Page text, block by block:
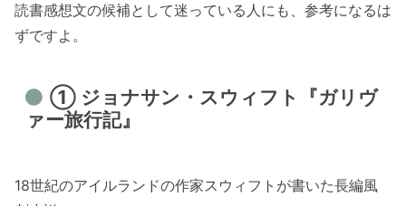
読書感想文の候補として迷っている人にも、参考になるは
ずですよ。
① ジョナサン・スウィフト『ガリヴ
ァー旅行記』
18世紀のアイルランドの作家スウィフトが書いた長編風